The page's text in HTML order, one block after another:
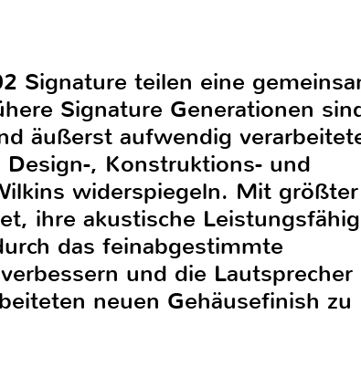
Signature teilen eine
Signature Generationen
äußerst aufwendig
, Konstruktions- und
widerspiegeln. Mit
ihre akustische
das feinabgestimmte
und die
neuen Gehäusefinish zu